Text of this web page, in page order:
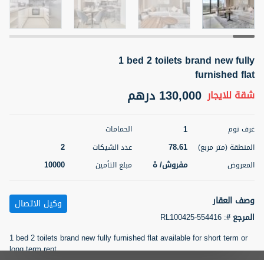
5 أشهر +
ELBRUS TOWER UNIT 2701 ON RENT
شقةللإيجار 95,000 درهم
3
سرير حمام
2
مربع)
المعروض
مفروش/ ة
الشيكات
2
ABDEMANAF EQBALBHAI KHANBHAI
KHANBHAI EQBALBHAI SIRAJUDDIN
أتصل
الأن
5 أشهر +
1 bed 2 toilets brand new fully
furnished flat
شقة للايجار 130,000 درهم
غرف نوم 1
الحمامات
المنطقة (متر مربع)
78.61 عدد الشيكات 2
المعروض مفروش/ ة مبلغ التأمين 10000
وصف العقار
المرجع #:
RL100425-554416
وكيل الاتصال
1 bed 2 toilets brand new fully furnished flat available for short term or
long term rent.
تصفية